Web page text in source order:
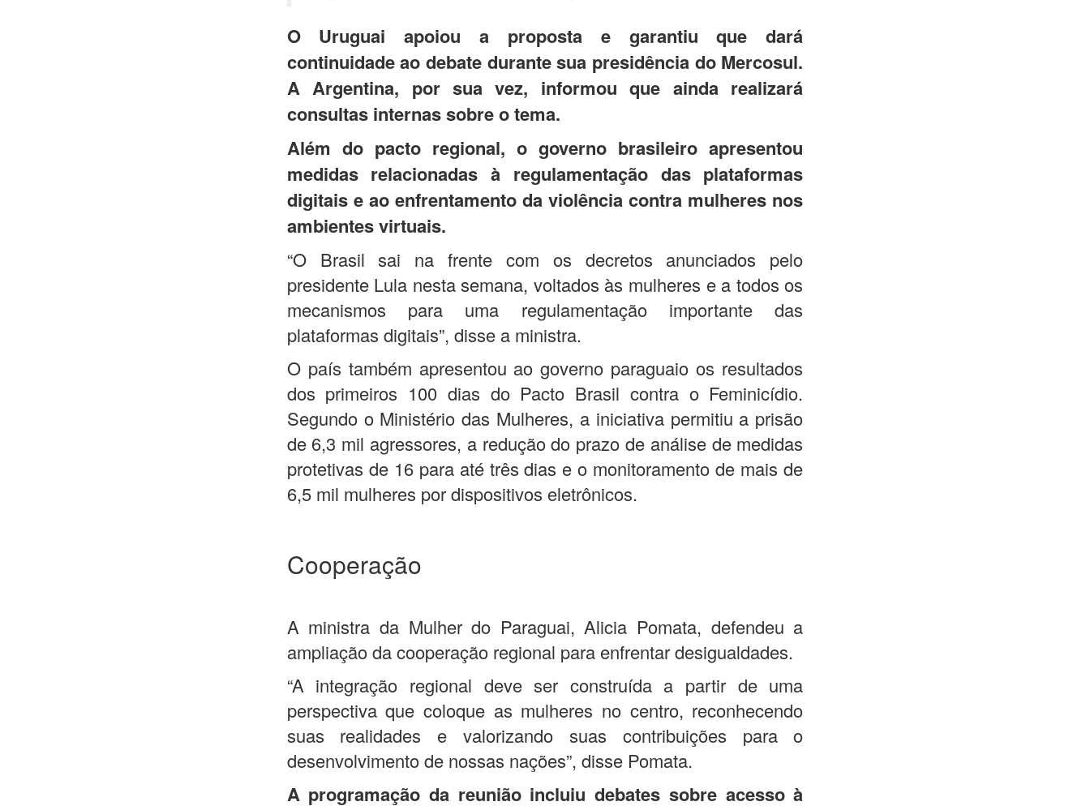
O Uruguai apoiou a proposta e garantiu que dará
continuidade ao debate durante sua presidência do Mercosul.
A Argentina, por sua vez, informou que ainda realizará
consultas internas sobre o tema.
Além do pacto regional, o governo brasileiro apresentou
medidas relacionadas à regulamentação das plataformas
digitais e ao enfrentamento da violência contra mulheres nos
ambientes virtuais.
“O Brasil sai na frente com os decretos anunciados pelo
presidente Lula nesta semana, voltados às mulheres e a todos os
mecanismos para uma regulamentação importante das
plataformas digitais”, disse a ministra.
O país também apresentou ao governo paraguaio os resultados
dos primeiros 100 dias do Pacto Brasil contra o Feminicídio.
Segundo o Ministério das Mulheres, a iniciativa permitiu a prisão
de 6,3 mil agressores, a redução do prazo de análise de medidas
protetivas de 16 para até três dias e o monitoramento de mais de
6,5 mil mulheres por dispositivos eletrônicos.
Cooperação
A ministra da Mulher do Paraguai, Alicia Pomata, defendeu a
ampliação da cooperação regional para enfrentar desigualdades.
“A integração regional deve ser construída a partir de uma
perspectiva que coloque as mulheres no centro, reconhecendo
suas realidades e valorizando suas contribuições para o
desenvolvimento de nossas nações”, disse Pomata.
A programação da reunião incluiu debates sobre acesso à